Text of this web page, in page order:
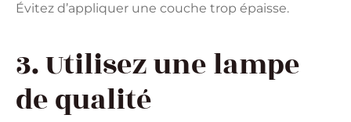
Évitez d’appliquer une couche trop épaisse.
3. Utilisez une lampe
de qualité